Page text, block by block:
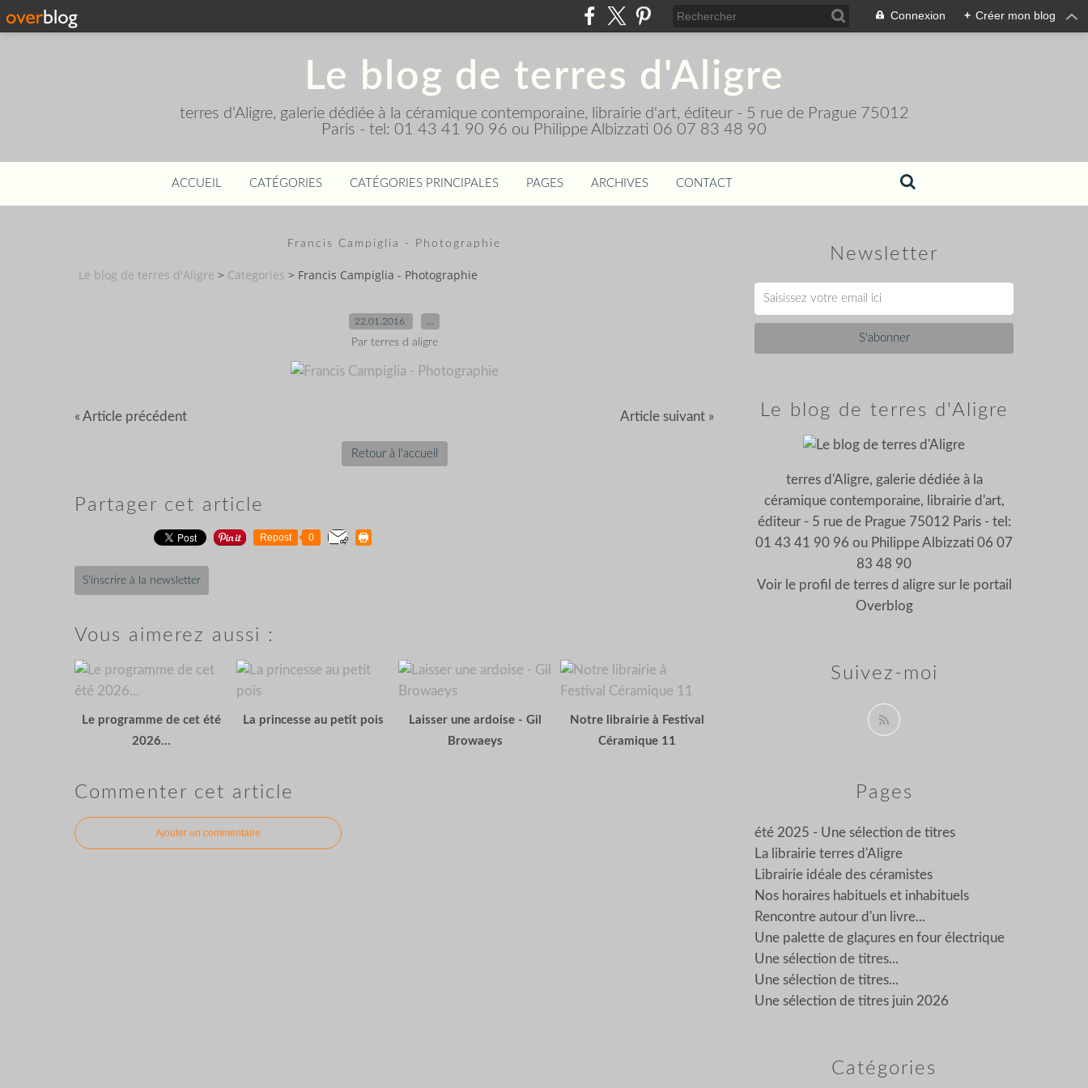
Connexion + Créer mon blog
Le blog de terres d'Aligre
terres d'Aligre, galerie dédiée à la céramique contemporaine, librairie d'art, éditeur - 5 rue de Prague 75012
Paris - tel: 01 43 41 90 96 ou Philippe Albizzati 06 07 83 48 90
ACCUEIL CATÉGORIES CATÉGORIES PRINCIPALES PAGES ARCHIVES CONTACT
Francis Campiglia - Photographie
Le blog de terres d'Aligre > Categories > Francis Campiglia - Photographie
22.01.2016
Par terres d aligre
« Article précédent Article suivant »
Retour à l'accueil
Partager cet article
Repost 0
S'inscrire à la newsletter
Vous aimerez aussi :
Le programme de cet été
2026...
La princesse au petit pois
Laisser une ardoise - Gil
Browaeys
Notre librairie à Festival
Céramique 11
Commenter cet article
Ajouter un commentaire
Newsletter
Catégories
Pages
été 2025 - Une sélection de titres
La librairie terres d'Aligre
Librairie idéale des céramistes
Nos horaires habituels et inhabituels
Rencontre autour d'un livre...
Une palette de glaçures en four électrique
Une sélection de titres...
Une sélection de titres...
Une sélection de titres juin 2026
Le blog de terres d'Aligre
terres d'Aligre, galerie dédiée à la
céramique contemporaine, librairie d'art,
éditeur - 5 rue de Prague 75012 Paris - tel:
01 43 41 90 96 ou Philippe Albizzati 06 07
83 48 90
Voir le profil de terres d aligresur le portail
Overblog
Suivez-moi